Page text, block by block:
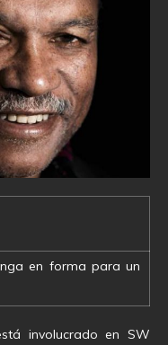
en forma para un
involucrado en SW